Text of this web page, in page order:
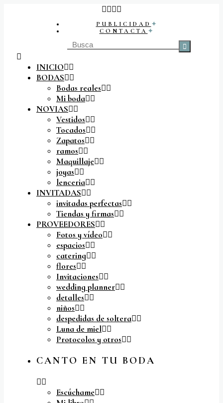
PUBLICIDAD
CONTACTA
Buscar
por:
INICIO
BODAS
Bodas reales
Mi boda
NOVIAS
Vestidos
Tocados
Zapatos
ramos
Maquillaje
joyas
lenceria
INVITADAS
invitadas perfectas
Tiendas y firmas
PROVEEDORES
Fotos y vídeo
espacios
catering
flores
Invitaciones
wedding planner
detalles
niños
despedidas de soltera
Luna de miel
Protocolos y otros
CANTO EN TU BODA
Escúchame